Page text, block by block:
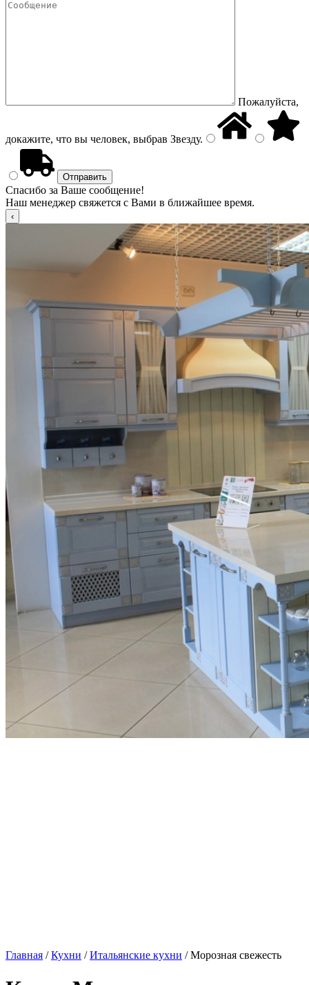
Пожалуйста,
докажите, что вы человек, выбрав Звезду.
Спасибо за Ваше сообщение!
Наш менеджер свяжется с Вами в ближайшее время.
Главная /Кухни /Итальянские кухни / Морозная свежесть